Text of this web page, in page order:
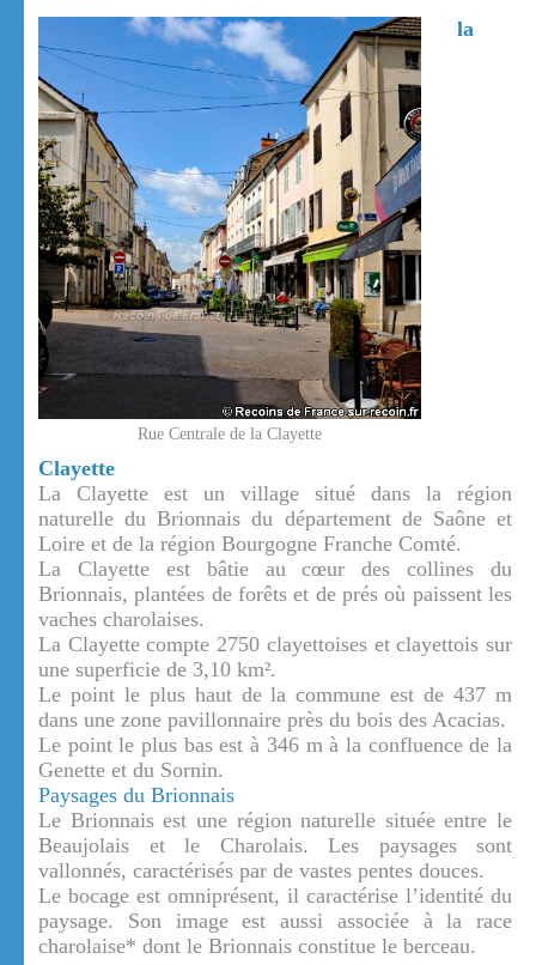
Rue Centrale de la Clayette
la
Clayette
La Clayette est un village situé dans la région
naturelle du Brionnais du département de Saône et
Loire et de la région Bourgogne Franche Comté.
La Clayette est bâtie au cœur des collines du
Brionnais, plantées de forêts et de prés où paissent les
vaches charolaises.
La Clayette compte 2750 clayettoises et clayettois sur
une superficie de 3,10 km².
Le point le plus haut de la commune est de 437 m
dans une zone pavillonnaire près du bois des Acacias.
Le point le plus bas est à 346 m à la confluence de la
Genette et du Sornin.
Paysages du Brionnais
Le Brionnais est une région naturelle située entre le
Beaujolais et le Charolais. Les paysages sont
vallonnés, caractérisés par de vastes pentes douces.
Le bocage est omniprésent, il caractérise l’identité du
paysage. Son image est aussi associée à la race
charolaise* dont le Brionnais constitue le berceau.